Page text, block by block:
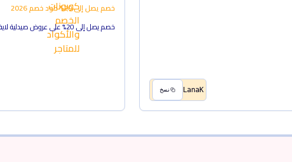
LanaK نسخ
خصم يصل إلى 20% كود خصم2026
خصم يصل إلى 20% على عروض صيدلية لايف